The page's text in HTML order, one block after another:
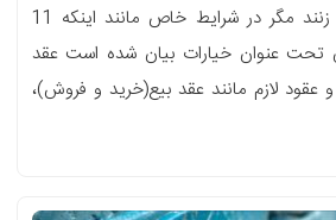
نیستند عقد را برهم زنند مگر در شرایط خاص مانند اینکه 11
تحت عنوان خیارات بیان شده است عقد
عقود لازم مانند عقد بیع(خرید و فروش)،